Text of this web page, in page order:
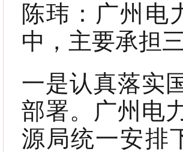
陈玮： 广州电
中，主要承担
一是认真落实
部署。广州电
源局统一安排